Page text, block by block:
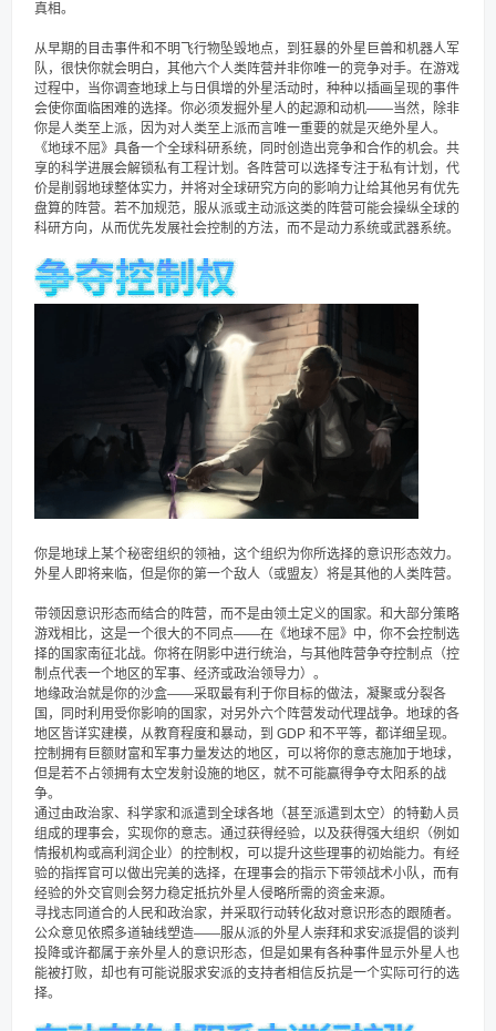
真相。
从早期的目击事件和不明飞行物坠毁地点，到狂暴的外星巨兽和机器人军
队，很快你就会明白，其他六个人类阵营并非你唯一的竞争对手。在游戏
过程中，当你调查地球上与日俱增的外星活动时，种种以插画呈现的事件
会使你面临困难的选择。你必须发掘外星人的起源和动机——当然，除非
你是人类至上派，因为对人类至上派而言唯一重要的就是灭绝外星人。
《地球不屈》具备一个全球科研系统，同时创造出竞争和合作的机会。共
享的科学进展会解锁私有工程计划。各阵营可以选择专注于私有计划，代
价是削弱地球整体实力，并将对全球研究方向的影响力让给其他另有优先
盘算的阵营。若不加规范，服从派或主动派这类的阵营可能会操纵全球的
科研方向，从而优先发展社会控制的方法，而不是动力系统或武器系统。
你是地球上某个秘密组织的领袖，这个组织为你所选择的意识形态效力。
外星人即将来临，但是你的第一个敌人（或盟友）将是其他的人类阵营。
带领因意识形态而结合的阵营，而不是由领土定义的国家。和大部分策略
游戏相比，这是一个很大的不同点——在《地球不屈》中，你不会控制选
择的国家南征北战。你将在阴影中进行统治，与其他阵营争夺控制点（控
制点代表一个地区的军事、经济或政治领导力）。
地缘政治就是你的沙盒——采取最有利于你目标的做法，凝聚或分裂各
国，同时利用受你影响的国家，对另外六个阵营发动代理战争。地球的各
地区皆详实建模，从教育程度和暴动，到 GDP 和不平等，都详细呈现。
控制拥有巨额财富和军事力量发达的地区，可以将你的意志施加于地球，
但是若不占领拥有太空发射设施的地区，就不可能赢得争夺太阳系的战
争。
通过由政治家、科学家和派遣到全球各地（甚至派遣到太空）的特勤人员
组成的理事会，实现你的意志。通过获得经验，以及获得强大组织（例如
情报机构或高利润企业）的控制权，可以提升这些理事的初始能力。有经
验的指挥官可以做出完美的选择，在理事会的指示下带领战术小队，而有
经验的外交官则会努力稳定抵抗外星人侵略所需的资金来源。
寻找志同道合的人民和政治家，并采取行动转化敌对意识形态的跟随者。
公众意见依照多道轴线塑造——服从派的外星人崇拜和求安派提倡的谈判
投降或许都属于亲外星人的意识形态，但是如果有各种事件显示外星人也
能被打败，却也有可能说服求安派的支持者相信反抗是一个实际可行的选
择。